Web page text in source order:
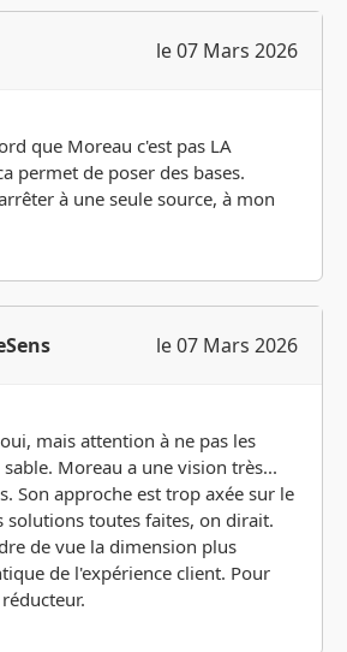
le 07 Mars 2026
que Moreau c'est pas LA
permet de poser des bases.
à une seule source, à mon
le 07 Mars 2026
mais attention à ne pas les
Moreau a une vision très...
Son approche est trop axée sur le
solutions toutes faites, on dirait.
de vue la dimension plus
de l'expérience client. Pour